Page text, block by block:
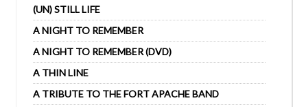
(UN) STILL LIFE
A NIGHT TO REMEMBER
A NIGHT TO REMEMBER (DVD)
A THIN LINE
A TRIBUTE TO THE FORT APACHE BAND